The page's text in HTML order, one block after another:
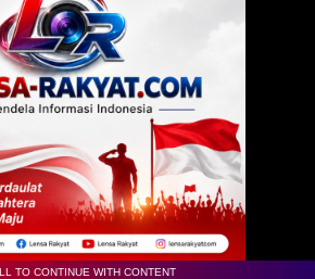
TO CONTINUE WITH CONTENT